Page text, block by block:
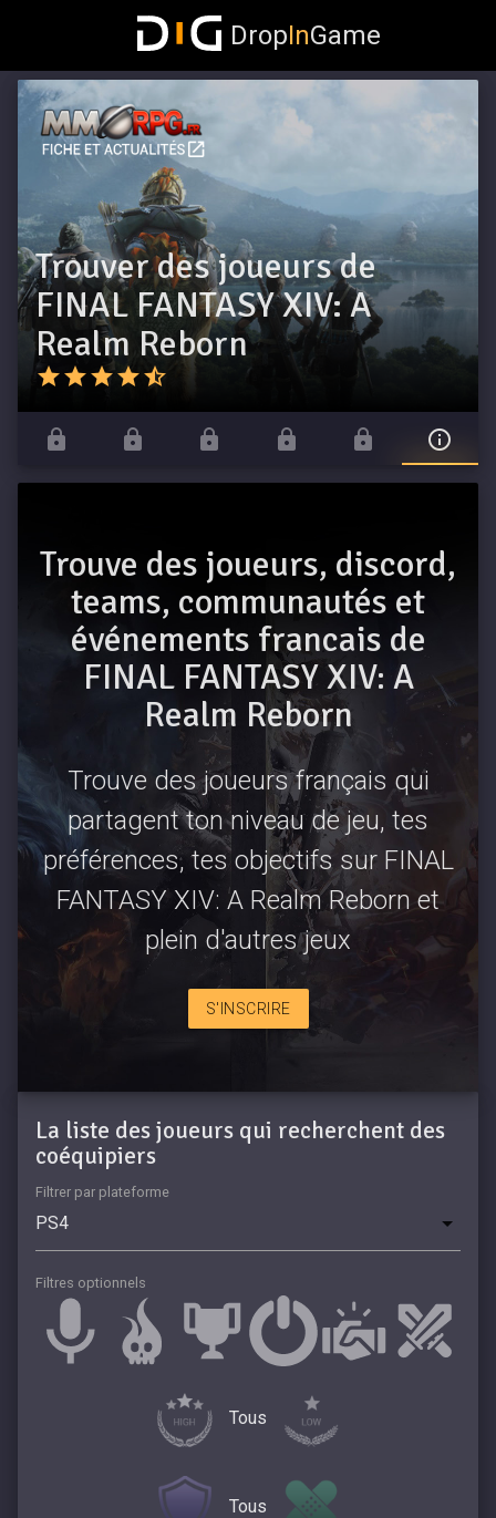
DropInGame
Trouver des joueurs de
FINAL FANTASY XIV: A
Realm Reborn
Trouve des joueurs, discord,
teams, communautés et
événements francais de
FINAL FANTASY XIV: A
Realm Reborn
Trouve des joueurs français qui
partagent ton niveau de jeu, tes
préférences, tes objectifs sur FINAL
FANTASY XIV: A Realm Reborn et
plein d'autres jeux
S'INSCRIRE
La liste des joueurs qui recherchent des
coéquipiers
Filtrer par plateforme
Filtres optionnels
Tous
Tous